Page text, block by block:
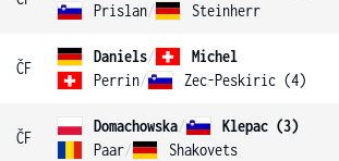
Prislan/ Steinherr
ČF
Daniels/
Michel
Perrin/ Zec-Peskiric (4)
ČF
Domachowska/
Klepac (3)
Paar/ Shakovets